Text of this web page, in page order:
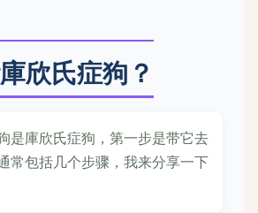
欣氏症狗？
是庫欣氏症狗，第一步是带它去
常包括几个步骤，我来分享一下